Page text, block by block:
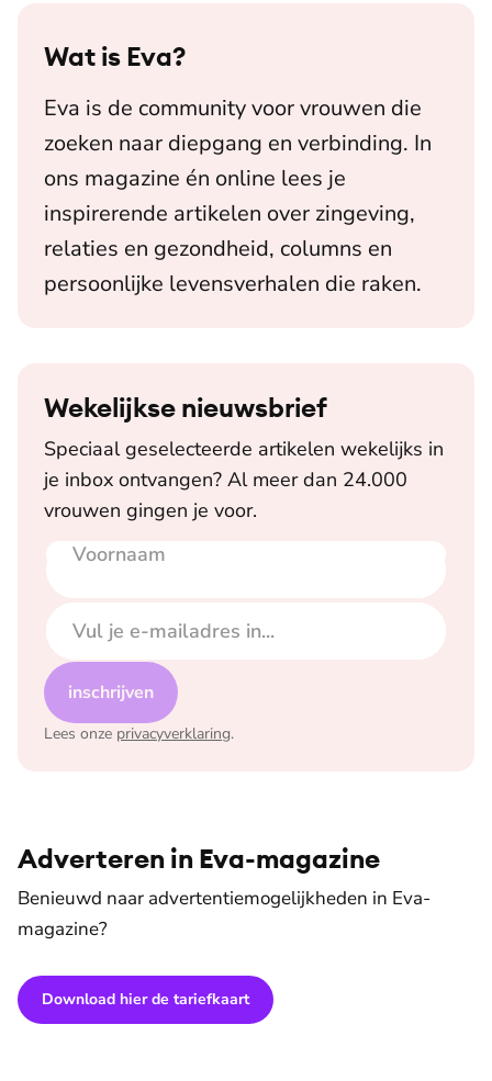
Wat is Eva?
Eva is de community voor vrouwen die
zoeken naar diepgang en verbinding. In
ons magazine én online lees je
inspirerende artikelen over zingeving,
relaties en gezondheid, columns en
persoonlijke levensverhalen die raken.
Wekelijkse nieuwsbrief
Speciaal geselecteerde artikelen wekelijks in
je inbox ontvangen? Al meer dan 24.000
vrouwen gingen je voor.
Voornaam
E-mailadres
inschrijven
Lees onze privacyverklaring.
Adverteren in Eva-magazine
Benieuwd naar advertentiemogelijkheden in Eva-
magazine?
Download hier de tariefkaart